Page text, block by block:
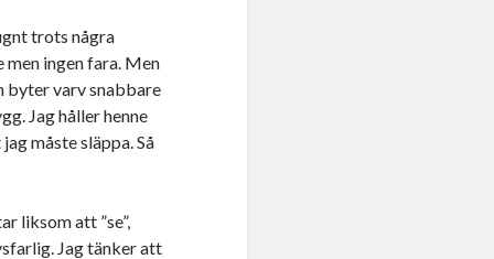
trots några
ingen fara. Men
byter varv snabbare
Jag håller henne
måste släppa. Så
liksom att ”se”,
Jag tänker att